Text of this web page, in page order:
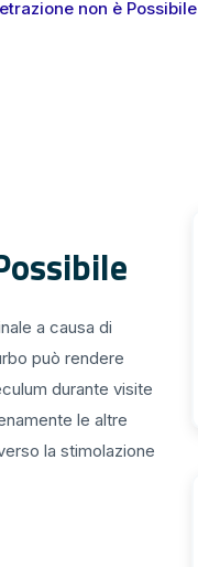
non è Possibile
a causa di
può rendere
durante visite
le altre
la stimolazione